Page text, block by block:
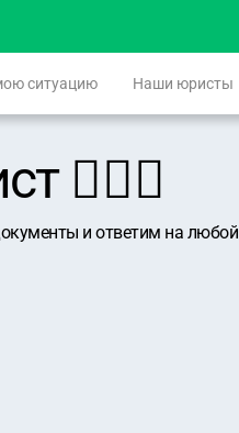
ситуацию Наши юристы
👨🏻‍⚖️
и ответим на любой